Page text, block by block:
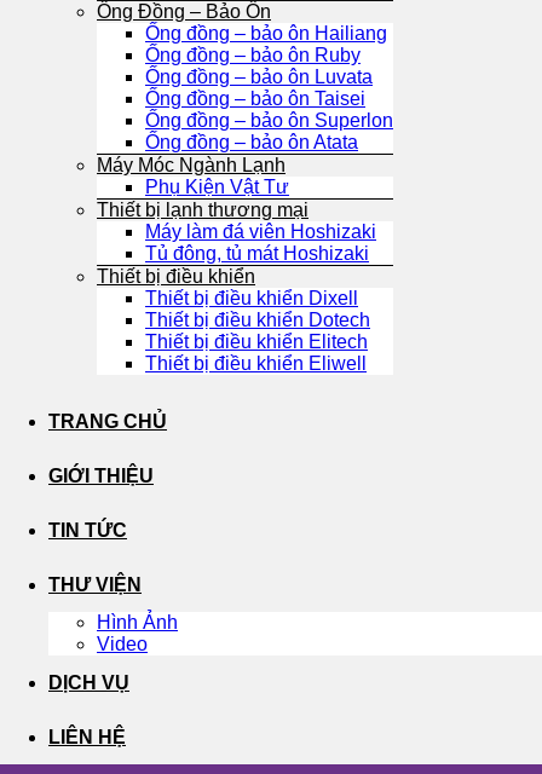
Ống Đồng – Bảo Ôn
Ống đồng – bảo ôn Hailiang
Ống đồng – bảo ôn Ruby
Ống đồng – bảo ôn Luvata
Ống đồng – bảo ôn Taisei
Ống đồng – bảo ôn Superlon
Ống đồng – bảo ôn Atata
Máy Móc Ngành Lạnh
Phụ Kiện Vật Tư
Thiết bị lạnh thương mại
Máy làm đá viên Hoshizaki
Tủ đông, tủ mát Hoshizaki
Thiết bị điều khiển
Thiết bị điều khiển Dixell
Thiết bị điều khiển Dotech
Thiết bị điều khiển Elitech
Thiết bị điều khiển Eliwell
TRANG CHỦ
GIỚI THIỆU
TIN TỨC
THƯ VIỆN
Hình Ảnh
Video
DỊCH VỤ
LIÊN HỆ